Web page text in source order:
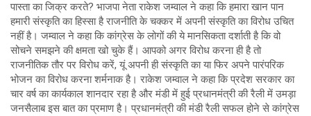
पास्ता का जिक्र करते? भाजपा नेता राकेश जम्वाल ने कहा कि हमारा खान पान
हमारी संस्कृति का हिस्सा है राजनीति के चक्कर में अपनी संस्कृति का विरोध उचित
नहीं है। जम्वाल ने कहा कि कांग्रेस के लोगों की ये मानसिकता दर्शाती है कि वो
सोचने समझने की क्षमता खो चुके हैं। आपको अगर विरोध करना ही है तो
राजनीतिक तौर पर विरोध करें, यूं अपनी ही संस्कृति का या फिर अपने पारंपरिक
भोजन का विरोध करना शर्मनाक है। राकेश जम्वाल ने कहा कि प्रदेश सरकार का
चार वर्ष का कार्यकाल शानदार रहा है और मंडी में हुई प्रधानमंत्री की रैली में उमड़ा
जनसैलाब इस बात का प्रमाण है। प्रधानमंत्री की मंडी रैली सफल होने से कांग्रेस